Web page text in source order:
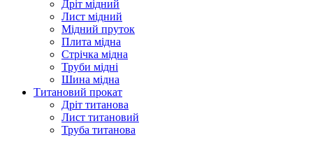
Дріт мідний
Лист мідний
Мідний пруток
Плита мідна
Стрічка мідна
Труби мідні
Шина мідна
Титановий прокат
Дріт титанова
Лист титановий
Труба титанова